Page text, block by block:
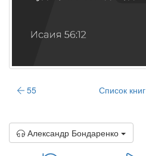
55 Список книг
Александр Бондаренко